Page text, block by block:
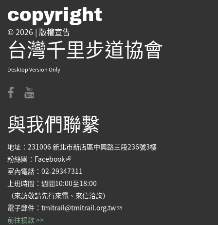
copyright
© 2026 | 版權宣告
台灣千里步道協會
Desktop Version Only
與我們聯繫
地址：231006 新北市新店區中興路三段236號3樓
粉絲團： Facebook(link is external)
室內電話：02-29347311
上班時間：週間10:00至18:00
（來訪敬請先行來電、來信洽詢）
電子郵件： tmitrail@tmitrail.org.tw(link sends e-mail)
前往捐款 >>